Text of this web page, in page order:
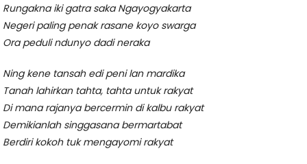
Rungakna iki gatra saka Ngayogyakarta
Negeri paling penak rasane koyo swarga
Ora peduli ndunyo dadi neraka
Ning kene tansah edi peni lan mardika
Tanah lahirkan tahta, tahta untuk rakyat
Di mana rajanya bercermin di kalbu rakyat
Demikianlah singgasana bermartabat
Berdiri kokoh tuk mengayomi rakyat